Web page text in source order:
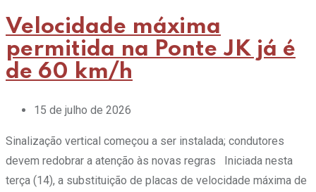
Velocidade máxima
permitida na Ponte JK já é
de 60 km/h
15 de julho de 2026
Sinalização vertical começou a ser instalada; condutores
devem redobrar a atenção às novas regras Iniciada nesta
terça (14), a substituição de placas de velocidade máxima de